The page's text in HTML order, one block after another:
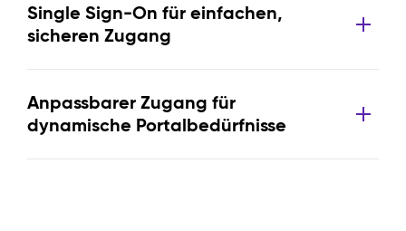
Single Sign-On für einfachen,
sicheren Zugang
Anpassbarer Zugang für
dynamische Portalbedürfnisse